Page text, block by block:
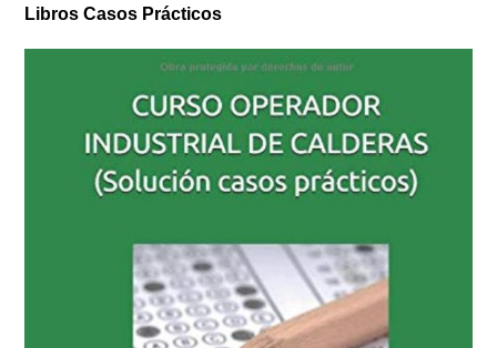
Libros Casos Prácticos